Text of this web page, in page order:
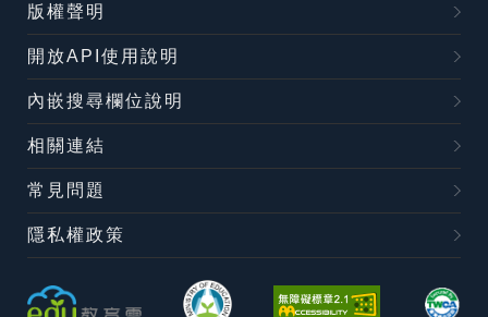
版權聲明
開放API使用說明
內嵌搜尋欄位說明
相關連結
常見問題
隱私權政策